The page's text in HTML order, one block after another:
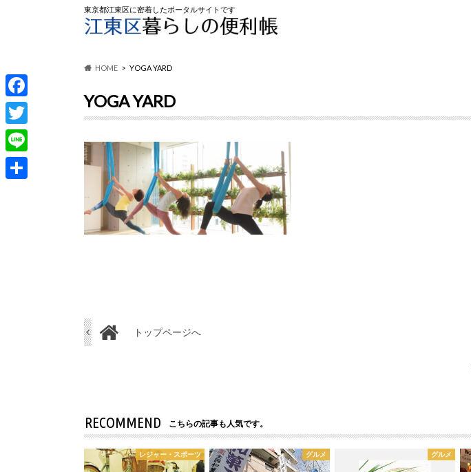
東京都江東区に密着したポータルサイトです
HOME YOGA YARD
YOGA YARD
トップページへ
RECOMMEND こちらの記事も人気です。
レジャー・スポーツ グルメ グルメ
F
a
c
e
T
w
i
L